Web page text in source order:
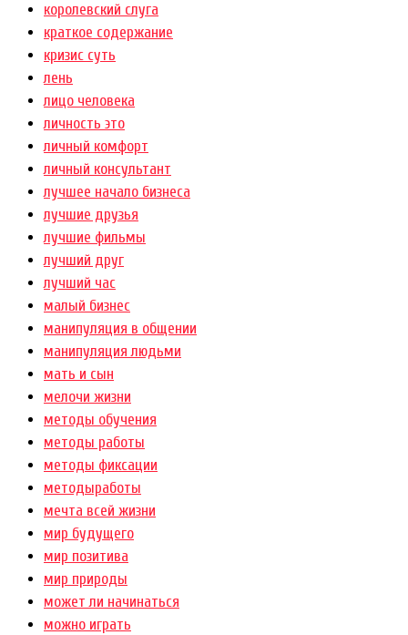
королевский слуга
краткое содержание
кризис суть
лень
лицо человека
личность это
личный комфорт
личный консультант
лучшее начало бизнеса
лучшие друзья
лучшие фильмы
лучший друг
лучший час
малый бизнес
манипуляция в общении
манипуляция людьми
мать и сын
мелочи жизни
методы обучения
методы работы
методы фиксации
методыработы
мечта всей жизни
мир будущего
мир позитива
мир природы
может ли начинаться
можно играть